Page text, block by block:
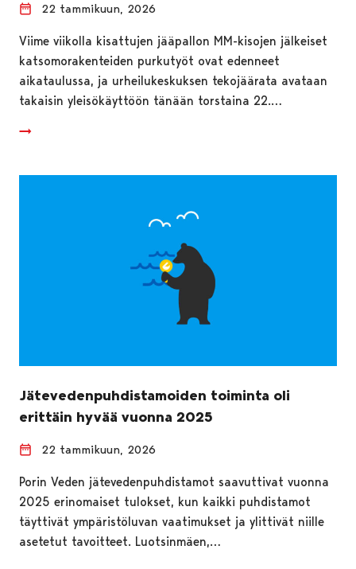
22 tammikuun, 2026
Viime viikolla kisattujen jääpallon MM-kisojen jälkeiset
katsomorakenteiden purkutyöt ovat edenneet
aikataulussa, ja urheilukeskuksen tekojäärata avataan
takaisin yleisökäyttöön tänään torstaina 22.…
Jätevedenpuhdistamoiden toiminta oli
erittäin hyvää vuonna 2025
22 tammikuun, 2026
Porin Veden jätevedenpuhdistamot saavuttivat vuonna
2025 erinomaiset tulokset, kun kaikki puhdistamot
täyttivät ympäristöluvan vaatimukset ja ylittivät niille
asetetut tavoitteet. Luotsinmäen,…